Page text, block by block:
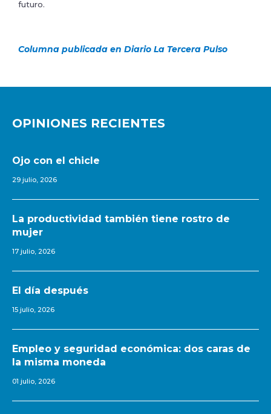
OPINIONES RECIENTES
Ojo con el chicle
29 julio, 2026
La productividad también tiene rostro de
mujer
17 julio, 2026
El día después
15 julio, 2026
Empleo y seguridad económica: dos caras de
la misma moneda
01 julio, 2026
futuro.
Columna publicada en Diario La Tercera Pulso